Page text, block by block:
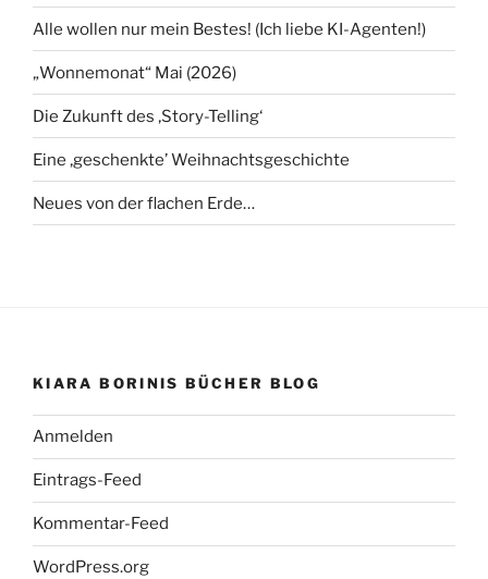
Alle wollen nur mein Bestes! (Ich liebe KI-Agenten!)
„Wonnemonat“ Mai (2026)
Die Zukunft des ‚Story-Telling‘
Eine ‚geschenkte’ Weihnachtsgeschichte
Neues von der flachen Erde…
KIARA BORINIS BÜCHER BLOG
Anmelden
Eintrags-Feed
Kommentar-Feed
WordPress.org